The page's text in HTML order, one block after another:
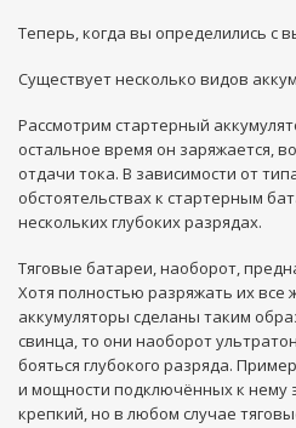
Теперь, когда вы определились с
Существует несколько видов
Рассмотрим стартерный
остальное время он заряжается,
отдачи тока. В зависимости от
обстоятельствах к стартерным
нескольких глубоких разрядах.
Тяговые батареи, наоборот,
Хотя полностью разряжать их все
аккумуляторы сделаны таким
свинца, то они наоборот
бояться глубокого разряда.
и мощности подключённых к нему
крепкий, но в любом случае